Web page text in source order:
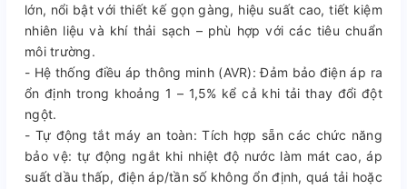
lớn, nổi bật với thiết kế gọn gàng, hiệu suất cao, tiết kiệm
nhiên liệu và khí thải sạch – phù hợp với các tiêu chuẩn
môi trường.
- Hệ thống điều áp thông minh (AVR): Đảm bảo điện áp ra
ổn định trong khoảng 1 – 1,5% kể cả khi tải thay đổi đột
ngột.
- Tự động tắt máy an toàn: Tích hợp sẵn các chức năng
bảo vệ: tự động ngắt khi nhiệt độ nước làm mát cao, áp
suất dầu thấp, điện áp/tần số không ổn định, quá tải hoặc